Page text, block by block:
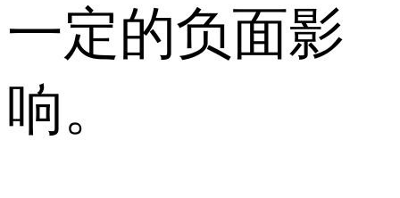
一定的负面影
响。